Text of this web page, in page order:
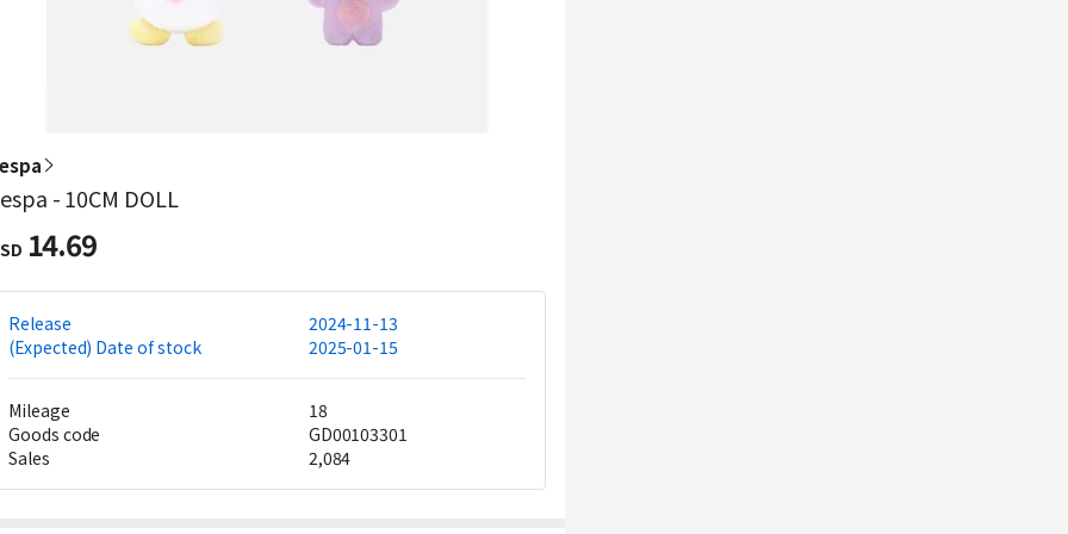
- 10CM DOLL
14.69
Release
2024-11-13
(Expected) Date of stock
2025-01-15
Mileage
18
Goods code
GD00103301
Sales
2,084